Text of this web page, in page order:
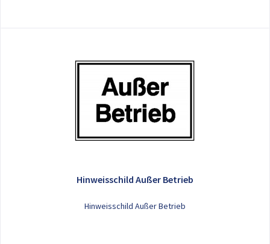
Hinweisschild Außer Betrieb
Hinweisschild Außer Betrieb